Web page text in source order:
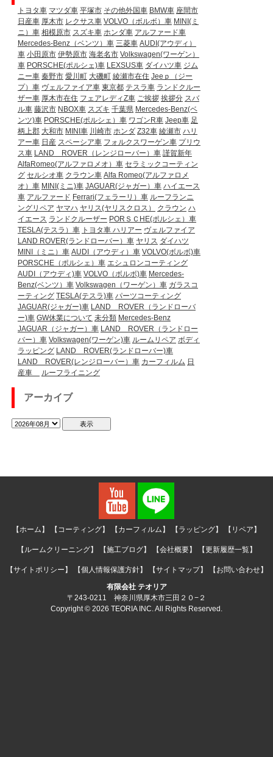
トヨタ車 マツダ車 平塚市 その他外国車 BMW車 座間市
日産車 厚木市 レクサス車 VOLVO（ボルボ）車 MINI(ミ
ニ）車 相模原市 スズキ車 ホンダ車 アルファード車
Mercedes-Benz（ベンツ）車 三菱車 AUDI(アウディ）
車 小田原市 伊勢原市 海老名市 Volkswagen(ワーゲン）
車 PORSCHE(ポルシェ)車 LEXSUS車 ダイハツ車 ジム
ニー車 秦野市 愛川町 大磯町 綾瀬市在住 Jeeｐ（ジー
プ）車 ヴェルファイア車 東京都 テスラ車 ランドクルー
ザー車 厚木市在住 フェアレディZ車 ご挨拶 挨拶分 スバ
ル車 藤沢市 NBOX車 スズキ 千葉県 Mercedes-Benz(ベ
ンツ)車 PORSCHE(ポルシェ）車 ワゴンR車 Jeep車 足
柄上郡 大和市 MINI車 川崎市 ホンダ Z32車 綾瀬市 ハリ
アー車 日産 スペーシア車 フォルクスワーゲン車 プリウ
ス車 LAND ROVER（レンジローバー）車 謹賀新年
AlfaRomeo(アルファロメオ）車 セラミックコーティン
グ セルシオ車 クラウン車 Alfa Romeo(アルファロメ
オ）車 MINI(ミニ)車 JAGUAR(ジャガー）車 ハイエース
車 アルファード Ferrari(フェラーリ）車 ルーフランニ
ングリペア ヤマハ ヤリス(ヤリスクロス） クラウン ハ
イエース ランドクルーザー PORＳＣHE(ポルシェ）車
TESLA(テスラ）車 トヨタ車 ハリアー ヴェルファイア
LAND ROVER(ランドローバー）車 ヤリス ダイハツ
MINI（ミニ）車 AUDI（アウディ）車 VOLVO(ボルボ)車
PORSCHE（ポルシェ）車 エシュロンコーティング
AUDI（アウディ)車 VOLVO（ボルボ)車 Mercedes-
Benz(ベンツ）車 Volkswagen（ワーゲン）車 ガラスコ
ーティング TESLA(テスラ)車 パーツコーティング
JAGUAR(ジャガー)車 LAND ROVER（ランドローバ
ー)車 GW休業について 未分類 Mercedes-Benz
JAGUAR（ジャガー）車 LAND ROVER（ランドロー
バー）車 Volkswagen(ワーゲン)車 ルームリペア ボディ
ラッピング LAND ROVER(ランドローバー)車
LAND ROVER(レンジローバー）車 カーフィルム 日
産車
ルーフライニング
アーカイブ
【ホーム】 【コーティング】 【カーフィルム】 【ラッピング】 【リペア】
【ルームクリーニング】 【施工ブログ】 【会社概要】 【更新履歴一覧】
【サイトポリシー】 【個人情報保護方針】 【サイトマップ】
【お問い合わせ】
有限会社 テオリア
〒243-0211 神奈川県厚木市三田２０−２
Copyright © 2026 TEORIA INC. All Rights Reserved.